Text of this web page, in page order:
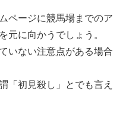
ページに競馬場までのア
元に向かうでしょう。
いない注意点がある場合
「初見殺し」とでも言え